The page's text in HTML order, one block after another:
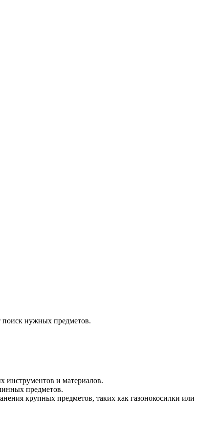
поиск нужных предметов.
инструментов и материалов.
предметов.
крупных предметов, таких как газонокосилки или